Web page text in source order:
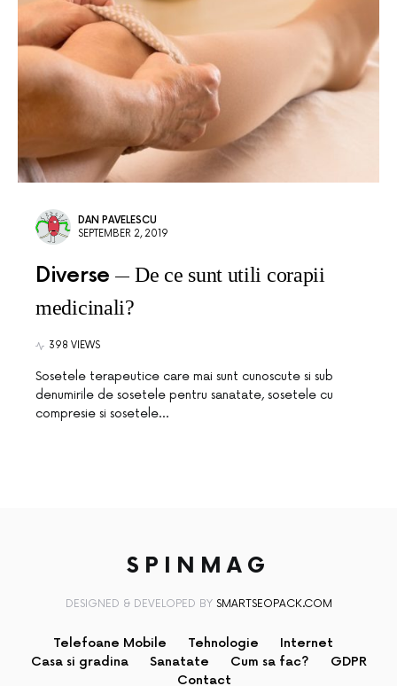
DAN PAVELESCU
SEPTEMBER 2, 2019
Diverse
De ce sunt utili corapii
medicinali?
398 VIEWS
Sosetele terapeutice care mai sunt cunoscute si sub
denumirile de sosetele pentru sanatate, sosetele cu
compresie si sosetele…
SPINMAG
DESIGNED & DEVELOPED BY SMARTSEOPACK.COM
Telefoane Mobile Tehnologie
Internet
Casa si gradina
Sanatate Cum sa fac?
GDPR
Contact